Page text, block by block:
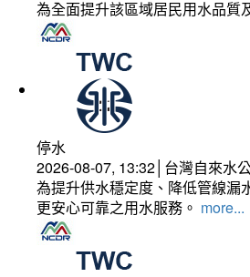
為全面提升該區域居民用水品
停水
2026-08-07, 13:32│台灣自來水
為提升供水穩定度、降低管線漏
更安心可靠之用水服務。 more...